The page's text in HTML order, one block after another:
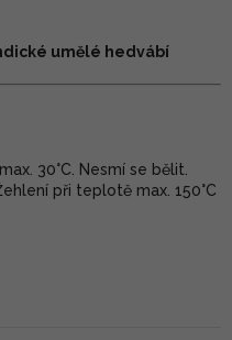
umělé hedvábí
30°C. Nesmí se bělit.
při teplotě max. 150°C